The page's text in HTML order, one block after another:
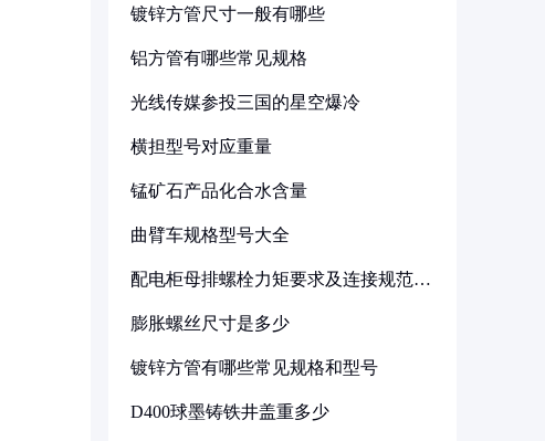
镀锌方管尺寸一般有哪些
铝方管有哪些常见规格
光线传媒参投三国的星空爆冷
横担型号对应重量
锰矿石产品化合水含量
曲臂车规格型号大全
配电柜母排螺栓力矩要求及连接规范详
膨胀螺丝尺寸是多少
镀锌方管有哪些常见规格和型号
D400球墨铸铁井盖重多少